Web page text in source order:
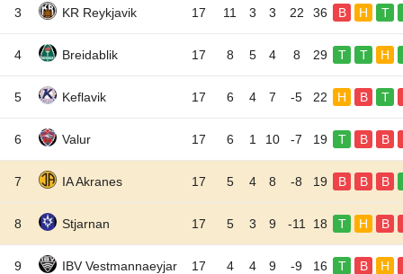
3 KR Reykjavik 17 11 3 3 22 36 B H T
4 Breidablik 17 8 5 4 8 29 T T H
5 Keflavik 17 6 4 7 -5 22 H B T
6 Valur 17 6 1 10 -7 19 T B B
7 IA Akranes 17 5 4 8 -8 19 B B B
8 Stjarnan 17 5 3 9 -11 18 T H B
9 IBV Vestmannaeyjar 17 4 4 9 -9 16 T B H